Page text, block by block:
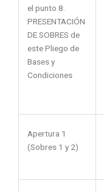
el punto 8.
PRESENTACIÓN
DE SOBRES de
este Pliego de
Bases y
Condiciones
Apertura 1
(Sobres 1 y 2)